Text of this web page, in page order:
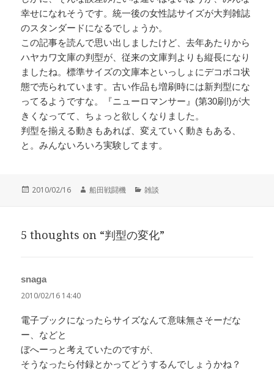
幸せになれそうです。統一後の女性誌サイズが大判雑誌
のスタンダードになるでしょうか。
この記事を読んで思い出しましたけど、去年あたりから
ハヤカワ文庫の判型が、従来の文庫判よりも縦長になり
ましたね。標準サイズの文庫本といっしょにデコボコ状
態で売られています。古い作品も増刷時には新判型にな
ってるようですな。『ニューロマンサー』(第30刷!)が大
きくなってて、ちょっと欲しくなりました。
判型を揃える動きもあれば、変えていく動きもある、
と。みんないろいろ実験してます。
投
2010/02/16
作
船田戦闘機
カ
ー
雑談
5 thoughts on “判型の変化”
snaga
り:
2010/02/16 14:40
電子ブックになったらサイズなんて意味無さそーだな
ー、などと
ぼへーっと考えていたのですが、
そうなったら付録とかってどうするんでしょうかね？